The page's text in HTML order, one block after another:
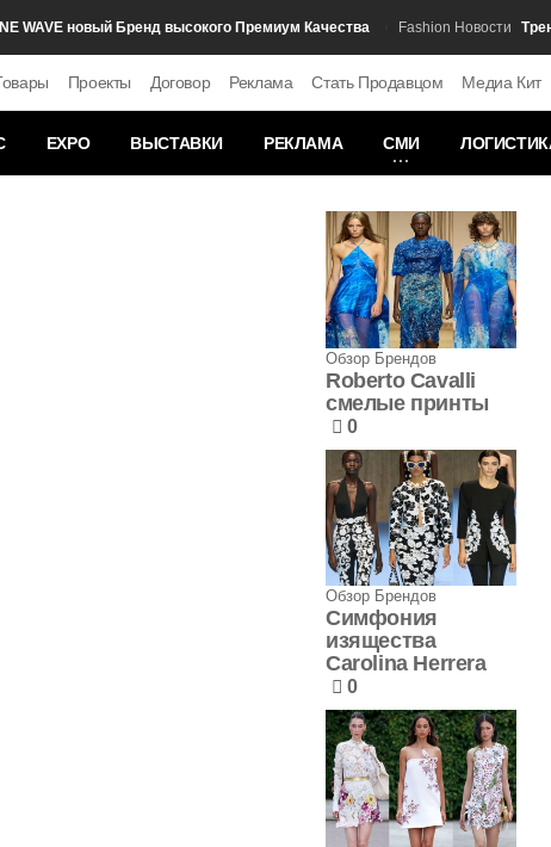
новый Бренд высокого Премиум Качества Fashion Новости Тренды
Проекты Договор Реклама Стать Продавцом Медиа Кит
EXPO ВЫСТАВКИ РЕКЛАМА СМИ
Обзор Брендов
Roberto Cavalli
смелые принты
0
Обзор Брендов
Симфония
изящества
Carolina Herrera
0